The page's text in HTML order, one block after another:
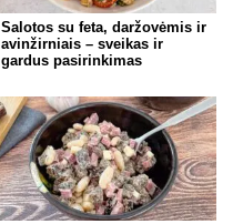
Salotos su feta, daržovėmis ir
avinžirniais – sveikas ir
gardus pasirinkimas